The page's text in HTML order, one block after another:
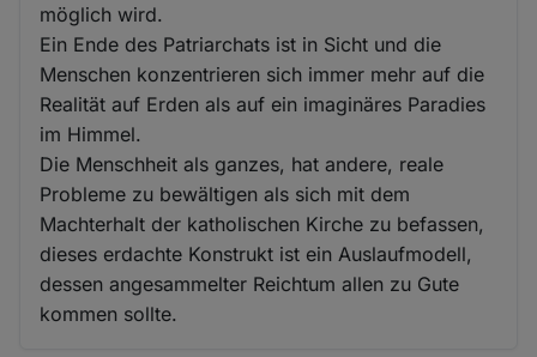
möglich wird.
Ein Ende des Patriarchats ist in Sicht und die
Menschen konzentrieren sich immer mehr auf die
Realität auf Erden als auf ein imaginäres Paradies
im Himmel.
Die Menschheit als ganzes, hat andere, reale
Probleme zu bewältigen als sich mit dem
Machterhalt der katholischen Kirche zu befassen,
dieses erdachte Konstrukt ist ein Auslaufmodell,
dessen angesammelter Reichtum allen zu Gute
kommen sollte.